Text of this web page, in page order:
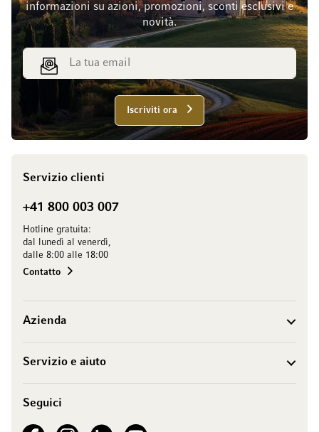
informazioni su azioni, promozioni, sconti esclusivi e
novità.
Indirizzo email
Iscriviti ora
Servizio clienti
+41 800 003 007
Hotline gratuita:
dal lunedì al venerdì,
dalle 8:00 alle 18:00
Contatto
Azienda
Servizio e aiuto
Seguici
See our FacebookSee our Instagram account
See our LinkedInSee our YouTube channel